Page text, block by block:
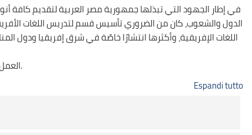
في إطار الجهود التي تبذلها جمهورية مصر العربية لتقديم كافة
الدول والشعوب، كان من الضروري تأسيس قسم لتدريس اللغات
اللغات الإفريقية، وأكثرها انتشارًا خاصًة في شرق إفريقيا
العمل والمساهمة في تعزيز أوجه التعاون الثنائي وتفعيلها مع دول القارة في كافة المجالات.
Espandi tutto